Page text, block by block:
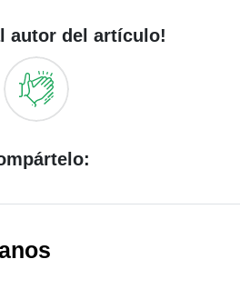
autor del artículo!